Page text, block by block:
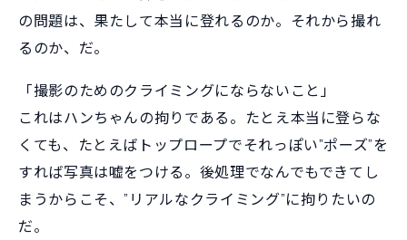
の問題は、果たして本当に登れるのか。それから撮れ
るのか、だ。
「撮影のためのクライミングにならないこと」
これはハンちゃんの拘りである。たとえ本当に登らな
くても、たとえばトップロープでそれっぽい”ポーズ”を
すれば写真は嘘をつける。後処理でなんでもできてし
まうからこそ、”リアルなクライミング”に拘りたいの
だ。